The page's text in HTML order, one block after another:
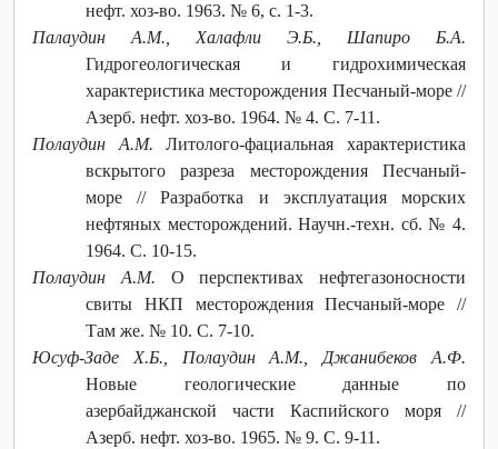
нефт. хоз-во. 1963. № 6, с. 1-3.
Палаудин А.М., Халафли Э.Б., Шапиро Б.А.
Гидрогеологическая и гидрохимическая
характеристика месторождения Песчаный-море //
Азерб. нефт. хоз-во. 1964. № 4. С. 7-11.
Полаудин А.М. Литолого-фациальная характеристика
вскрытого разреза месторождения Песчаный-
море // Разработка и эксплуатация морских
нефтяных месторождений. Научн.-техн. сб. № 4.
1964. С. 10-15.
Полаудин А.М. О перспективах нефтегазоносности
свиты НКП месторождения Песчаный-море //
Там же. № 10. С. 7-10.
Юсуф-Заде Х.Б., Полаудин А.М., Джанибеков А.Ф.
Новые геологические данные по
азербайджанской части Каспийского моря //
Азерб. нефт. хоз-во. 1965. № 9. С. 9-11.